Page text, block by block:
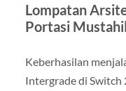
Lompatan
Portasi Mustahil
Keberhasilan
Intergrade di Switch